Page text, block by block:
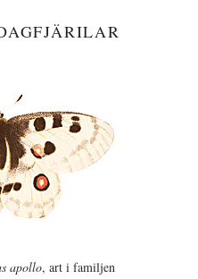
apollo, art i familjen